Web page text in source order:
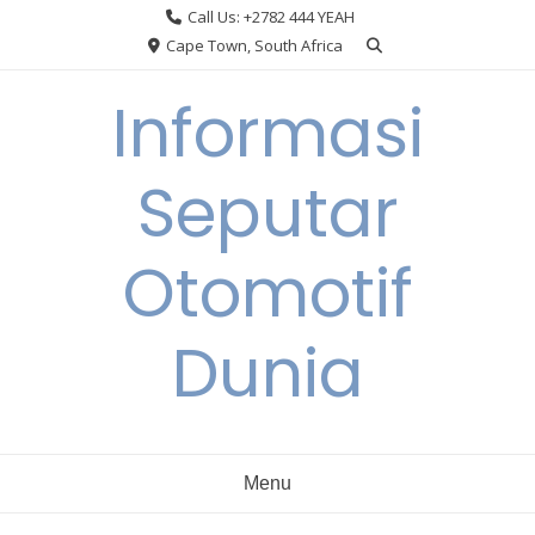
Call Us: +2782 444 YEAH
Cape Town, South Africa
Informasi
Seputar
Otomotif
Dunia
Menu